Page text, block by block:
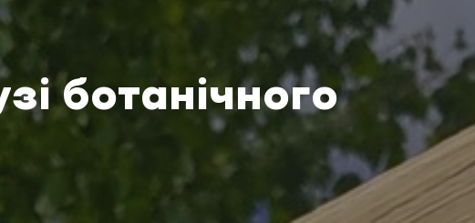
ботанічного